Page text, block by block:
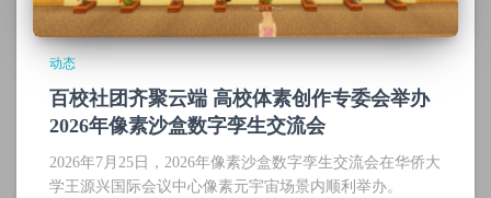
动态
百校社团齐聚云端 高校体素创作专委会举办
2026年像素沙盒数字孪生交流会
2026年7月25日，2026年像素沙盒数字孪生交流会在华侨大
学王源兴国际会议中心像素元宇宙场景内顺利举办。